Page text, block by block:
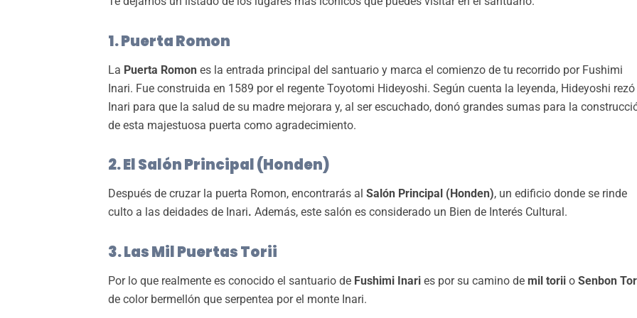
1. Puerta Romon
La Puerta Romon es la entrada principal del santuario y marca el comienzo de tu recorrido por Fushimi
Inari. Fue construida en 1589 por el regente Toyotomi Hideyoshi. Según cuenta la leyenda, Hideyoshi rezó
Inari para que la salud de su madre mejorara y, al ser escuchado, donó grandes sumas para la
de esta majestuosa puerta como agradecimiento.
2. El Salón Principal (Honden)
Después de cruzar la puerta Romon, encontrarás al Salón Principal (Honden), un edificio donde se rinde
culto a las deidades de Inari. Además, este salón es considerado un Bien de Interés Cultural.
3. Las Mil Puertas Torii
Por lo que realmente es conocido el santuario de Fushimi Inari es por su camino de mil torii o Senbon
de color bermellón que serpentea por el monte Inari.